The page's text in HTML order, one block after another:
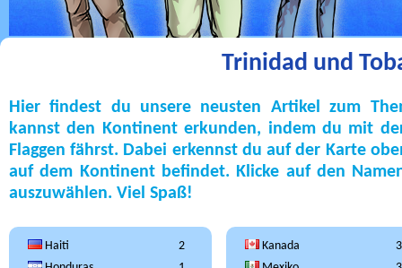
Trinidad und
Hier findest du unsere neusten Artikel zum
kannst den Kontinent erkunden, indem du mit
Flaggen fährst. Dabei erkennst du auf der Karte
auf dem Kontinent befindet. Klicke auf den
auszuwählen. Viel Spaß!
Haiti
2
Kanada
3